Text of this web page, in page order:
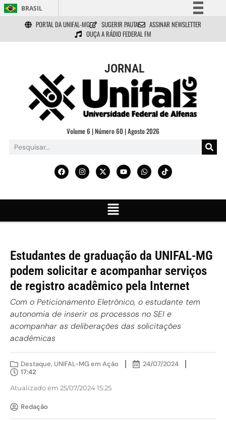
BRASIL
Simplifique!
Comunica BR
Acesso à informação
Legislação
Canais
PORTAL DA UNIFAL-MG SUGERIR PAUTA
ASSINAR NEWSLETTER
OUÇA A RÁDIO FEDERAL FM
JORNAL
Volume 6 | Número 60 | Agosto 2026
Estudantes de graduação da UNIFAL-MG
podem solicitar e acompanhar serviços
de registro acadêmico pela Internet
Com o Peticionamento Eletrônico, o estudante tem
autonomia de inserir os processos no SEI e
acompanhar as deliberações das solicitações
acadêmicas
Destaque, UNIFAL-MG em Ação
24/07/2024
17:42
Atualizado em 25/07/2024 15:25
Redação